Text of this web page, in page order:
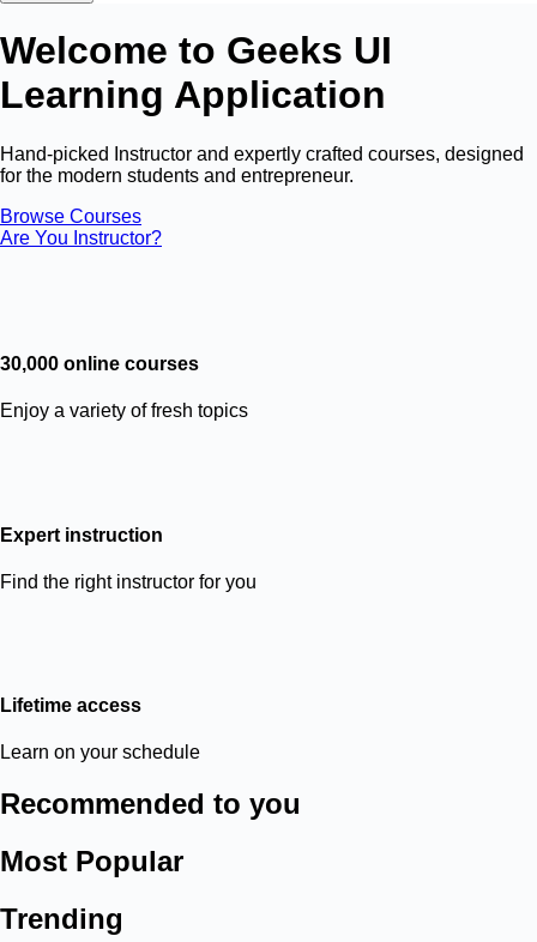
Welcome to Geeks UI
Learning Application
Hand-picked Instructor and expertly crafted courses, designed
for the modern students and entrepreneur.
Browse Courses
Are You Instructor?
30,000 online courses
Enjoy a variety of fresh topics
Expert instruction
Find the right instructor for you
Lifetime access
Learn on your schedule
Recommended to you
Most Popular
Trending